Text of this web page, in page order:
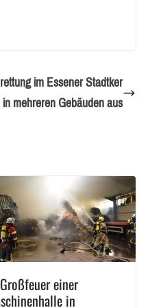
im Essener Stadtker
mehreren Gebäuden aus
einer
in